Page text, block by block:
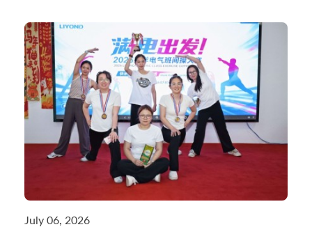
July 06, 2026